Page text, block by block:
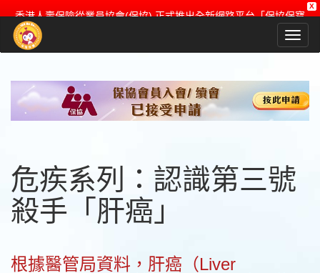
X
香港人壽保險從業員協會(保協) 正式推出全新網路平台「保協保寶
頻道Bobo Channel」，透過「保寶家族」不同的成員的分享，為
以及多姿多彩的人物專訪及故事。記得bookmark「保協保寶頻道
Bobo Channel」, 同Like我地個Facebook Fanpage, 緊貼精彩內
立即Like & Follow「保協保寶頻道Bobo Channel」Facebook fanpage
即刻bookmark: 「保協保寶頻道Bobo Channel」
危疾系列：認識第三號
殺手「肝癌」
Cancer）是香港第三號癌症殺手，僅次